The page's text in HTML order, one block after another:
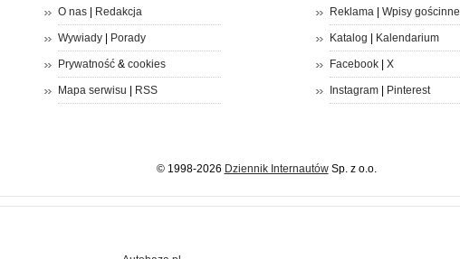
O nas| Redakcja
Wywiady| Porady
Prywatność& cookies
Mapa serwisu | RSS
Reklama| Wpisy gościnne
Katalog | Kalendarium
Facebook| X
Instagram| Pinterest
© 1998-2026 Dziennik InternautówSp. z o.o.